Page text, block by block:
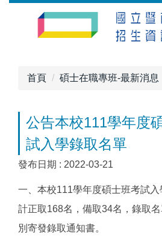
首頁 碩士在職專班-最新消息
公告本校111學年度
試入學錄取名單
發布日期 : 2022-03-21
一、本校111學年度碩士班考試
計正取168名，備取34名，錄取
別寄發錄取通知書。